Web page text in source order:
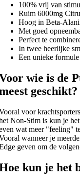
100% vrij van
Ruim 6000mg
Hoog in Beta-
Met goed
Perfect te
In twee heerlijke
Een unieke
wie is de
geschikt?
voor
Non-Stim is kun je
wat meer "feeling"
wanneer je
geven om de
kun je het